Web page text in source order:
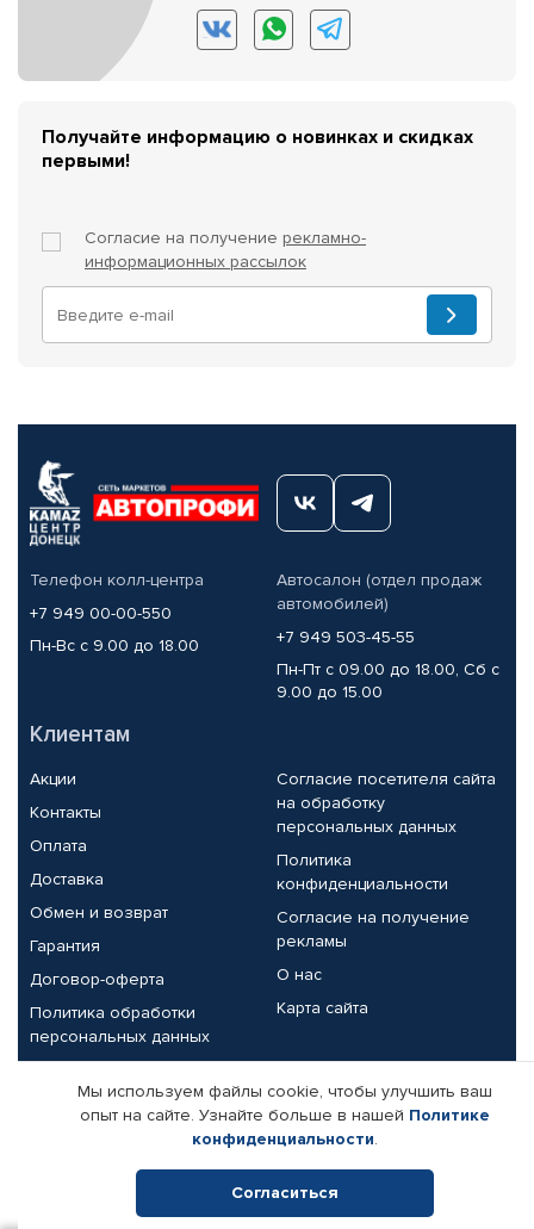
Получайте информацию о новинках и скидках
первыми!
Согласие на получение рекламно-
информационных рассылок
Телефон колл-центра
+7 949 00-00-550
Пн-Вс с 9.00 до 18.00
Автосалон (отдел продаж
автомобилей)
+7 949 503-45-55
Пн-Пт с 09.00 до 18.00, Сб с
9.00 до 15.00
Клиентам
Акции
Контакты
Оплата
Доставка
Обмен и возврат
Гарантия
Договор-оферта
Политика обработки
персональных данных
Согласие посетителя сайта
на обработку
персональных данных
Политика
конфиденциальности
Согласие на получение
рекламы
О нас
Карта сайта
Партнерам
Корпоративным клиентам
Поставщикам
Реквизиты компании
Мы используем файлы cookie, чтобы улучшить ваш
опыт на сайте. Узнайте больше в нашей Политике
конфиденциальности.
Согласиться